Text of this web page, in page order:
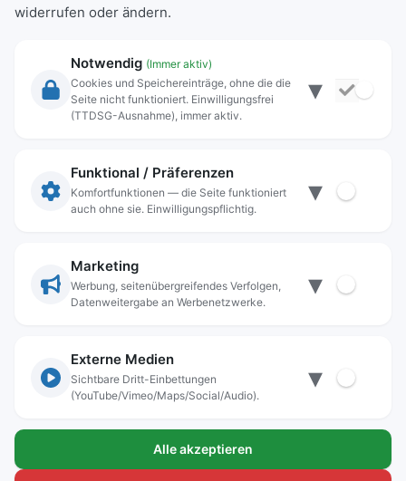
Rechtliche Angaben
Datenschutz
Anschrift
83395 Freilassing
Kontakt
rathaus@freilassing.de
Bankverbindungen der Stadt Freilassing
Sparkasse Berchtesgadener Land
widerrufen oder ändern.
Notwendig (Immer aktiv)
Cookies und Speichereinträge, ohne die die
Seite nicht funktioniert. Einwilligungsfrei
(TTDSG-Ausnahme), immer aktiv.
▾
Funktional / Präferenzen
Komfortfunktionen — die Seite funktioniert
auch ohne sie. Einwilligungspflichtig.
▾
Marketing
Werbung, seitenübergreifendes Verfolgen,
Datenweitergabe an Werbenetzwerke.
▾
Externe Medien
Sichtbare Dritt-Einbettungen
(YouTube/Vimeo/Maps/Social/Audio).
▾
Alle akzeptieren